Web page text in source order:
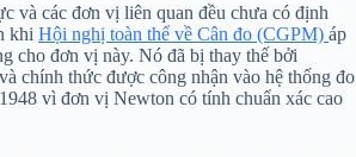
và các đơn vị liên quan đều chưa có định
khi Hội nghị toàn thể về Cân đo (CGPM) áp
cho đơn vị này. Nó đã bị thay thế bởi
chính thức được công nhận vào hệ thống đo
vì đơn vị Newton có tính chuẩn xác cao